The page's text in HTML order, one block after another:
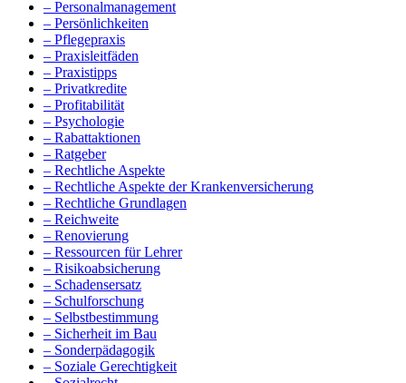
– Personalmanagement
– Persönlichkeiten
– Pflegepraxis
– Praxisleitfäden
– Praxistipps
– Privatkredite
– Profitabilität
– Psychologie
– Rabattaktionen
– Ratgeber
– Rechtliche Aspekte
– Rechtliche Aspekte der Krankenversicherung
– Rechtliche Grundlagen
– Reichweite
– Renovierung
– Ressourcen für Lehrer
– Risikoabsicherung
– Schadensersatz
– Schulforschung
– Selbstbestimmung
– Sicherheit im Bau
– Sonderpädagogik
– Soziale Gerechtigkeit